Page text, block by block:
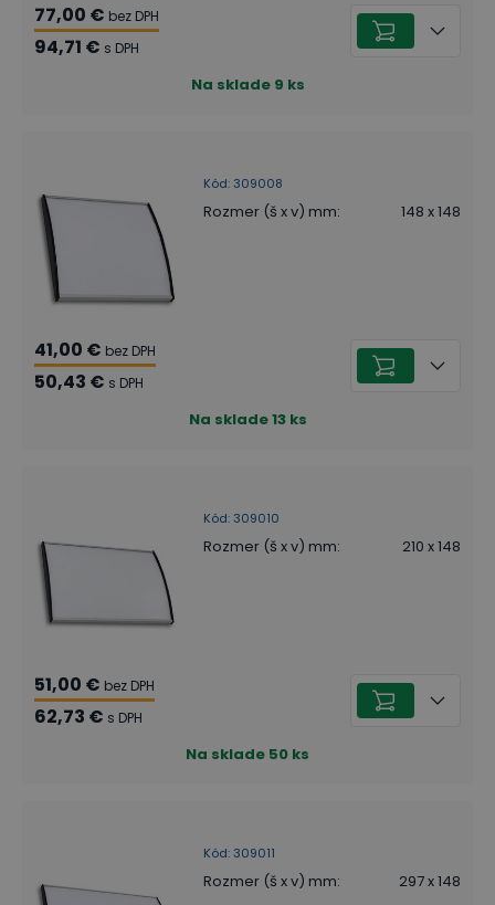
77,00 € bez DPH
94,71 € s DPH
Na sklade 9 ks
Kód: 309008
Rozmer (š x v) mm: 148 x 148
41,00 € bez DPH
50,43 € s DPH
Na sklade13 ks
Kód: 309010
Rozmer (š x v) mm: 210 x 148
51,00 € bez DPH
62,73 € s DPH
Na sklade 50 ks
Kód: 309011
Rozmer (š x v) mm: 297 x 148